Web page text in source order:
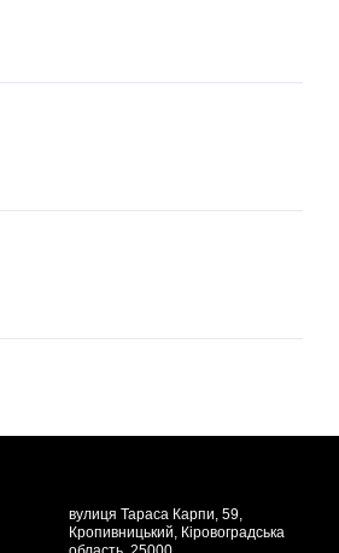
вулиця Тараса Карпи, 59,
Кропивницький, Кіровоградська